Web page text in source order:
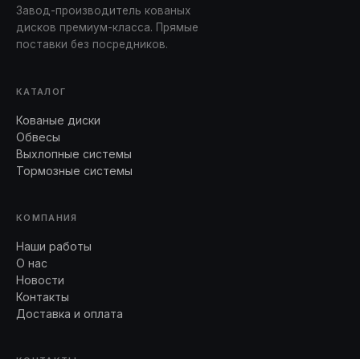
Завод-производитель кованых
дисков премиум-класса. Прямые
поставки без посредников.
КАТАЛОГ
Кованые диски
Обвесы
Выхлопные системы
Тормозные системы
КОМПАНИЯ
Наши работы
О нас
Новости
Контакты
Доставка и оплата